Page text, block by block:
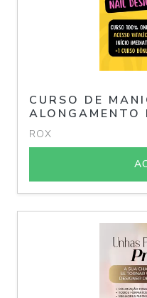
CURSO DE
ALONGAMENTO
ROX